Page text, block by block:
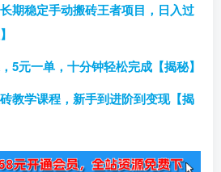
期稳定手动搬砖王者项目，日入过
5元一单，十分钟轻松完成【揭秘】
教学课程，新手到进阶到变现【揭